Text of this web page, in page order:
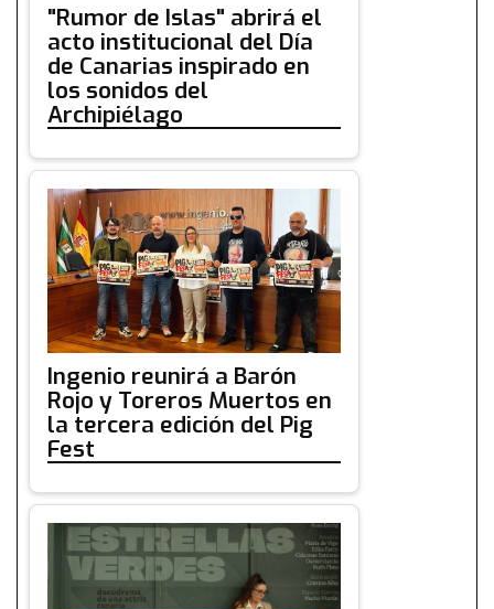
"Rumor de Islas" abrirá el
acto institucional del Día
de Canarias inspirado en
los sonidos del
Archipiélago
Ingenio reunirá a Barón
Rojo y Toreros Muertos en
la tercera edición del Pig
Fest